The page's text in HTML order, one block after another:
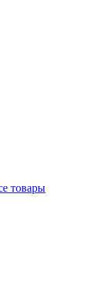
товары